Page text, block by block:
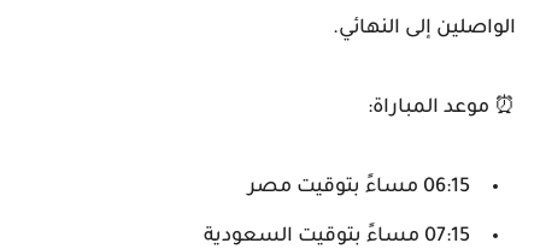
الواصلين إلى النهائي.
⏰ موعد المباراة:
06:15 مساءً بتوقيت مصر
07:15 مساءً بتوقيت السعودية